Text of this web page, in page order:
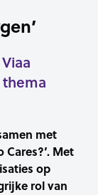
met
Met
op
rol van